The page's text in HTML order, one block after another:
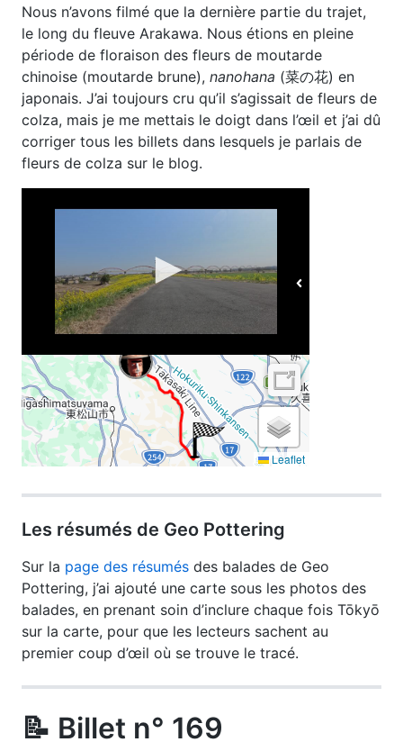
Nous n’avons filmé que la dernière partie du trajet,
le long du fleuve Arakawa. Nous étions en pleine
période de floraison des fleurs de moutarde
chinoise (moutarde brune), nanohana (菜の花) en
japonais. J’ai toujours cru qu’il s’agissait de fleurs de
colza, mais je me mettais le doigt dans l’œil et j’ai dû
corriger tous les billets dans lesquels je parlais de
fleurs de colza sur le blog.
Les résumés de Geo Pottering
Sur la page des résumés des balades de Geo
Pottering, j’ai ajouté une carte sous les photos des
balades, en prenant soin d’inclure chaque fois Tōkyō
sur la carte, pour que les lecteurs sachent au
premier coup d’œil où se trouve le tracé.
📝 Billet n° 169